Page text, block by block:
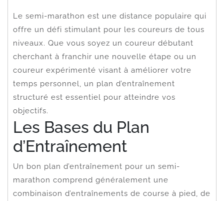
Le semi-marathon est une distance populaire qui
offre un défi stimulant pour les coureurs de tous
niveaux. Que vous soyez un coureur débutant
cherchant à franchir une nouvelle étape ou un
coureur expérimenté visant à améliorer votre
temps personnel, un plan d’entraînement
structuré est essentiel pour atteindre vos
objectifs.
Les Bases du Plan
d’Entraînement
Un bon plan d’entraînement pour un semi-
marathon comprend généralement une
combinaison d’entraînements de course à pied, de